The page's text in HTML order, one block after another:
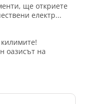
ще откриете
електр...
оазисът на